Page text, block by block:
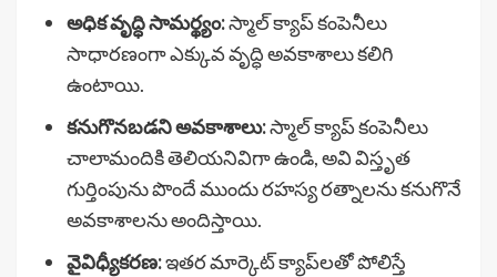
అధిక వృద్ధి సామర్థ్యం:స్మాల్ క్యాప్ కంపెనీలు
సాధారణంగా ఎక్కువ వృద్ధి అవకాశాలు కలిగి
ఉంటాయి.
కనుగొనబడని అవకాశాలు:స్మాల్ క్యాప్ కంపెనీలు
చాలామందికి తెలియనివిగా ఉండి, అవి విస్తృత
గుర్తింపును పొందే ముందు రహస్య రత్నాలను కనుగొనే
అవకాశాలను అందిస్తాయి.
వైవిధ్యీకరణ:ఇతర మార్కెట్ క్యాప్‌లతో పోలిస్తే